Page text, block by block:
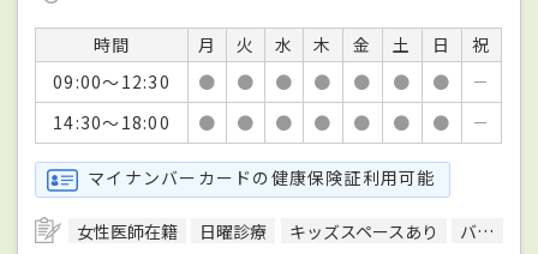
時間 月 火 水 木 金 土 日
祝
09:00～12:30
● ● ● ● ● ● ●
－
14:30～18:00
● ● ● ● ● ● ● －
マイナンバーカードの健康保険証利用可能
女性医師在籍 日曜診療 キッズスペースあり バリアフリー対応